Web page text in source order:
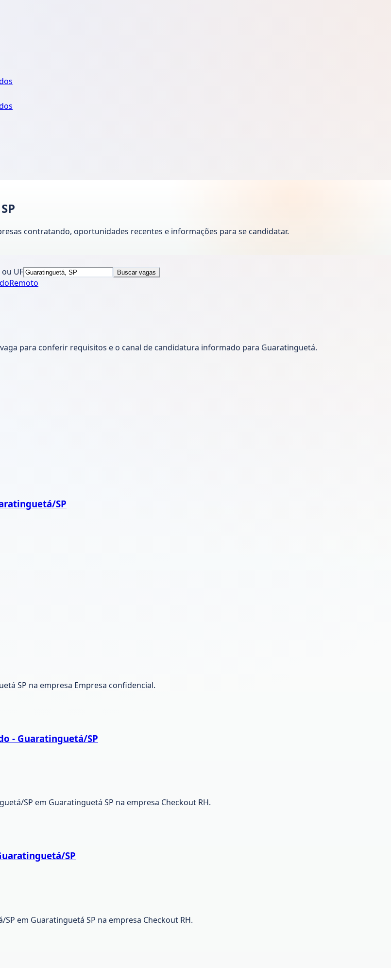
contratando, oportunidades recentes e informações para se candidatar.
UF Buscar vagas
Remoto
para conferir requisitos e o canal de candidatura informado para Guaratinguetá.
SP
SP na empresa Empresa confidencial.
- Guaratinguetá/SP
SP em Guaratinguetá SP na empresa Checkout RH.
SP
em Guaratinguetá SP na empresa Checkout RH.